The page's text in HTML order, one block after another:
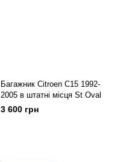
Багажник Citroen C15 1992-
2005 в штатні місця St Oval
3 600 грн